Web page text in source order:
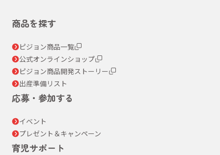
商品を探す
ピジョン商品一覧
公式オンラインショップ
ピジョン商品開発ストーリー
出産準備リスト
応募・参加する
イベント
プレゼント＆キャンペーン
育児サポート